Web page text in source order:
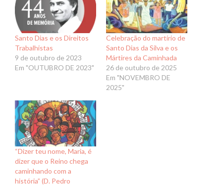
Santo Dias e os Direitos
Trabalhistas
9 de outubro de 2023
Em "OUTUBRO DE 2023"
Celebração do martírio de
Santo Dias da Silva e os
Mártires da Caminhada
26 de outubro de 2025
Em "NOVEMBRO DE
2025"
“Dizer teu nome, Maria, é
dizer que o Reino chega
caminhando com a
história” (D. Pedro